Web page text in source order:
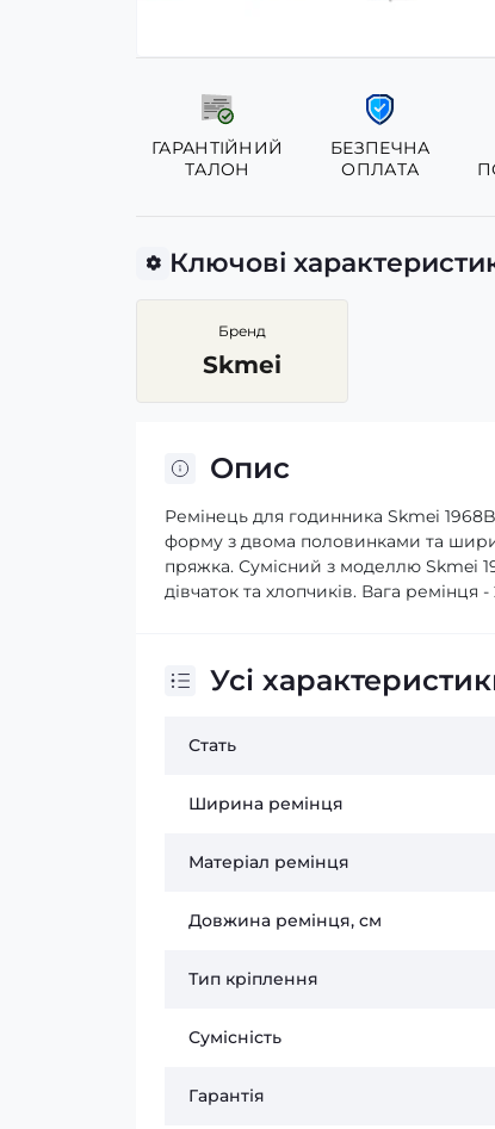
ГАРАНТІЙНИЙ
ТАЛОН
БЕЗПЕЧНА
ОПЛАТА
Ключові
Бренд
Skmei
Опис
Ремінець для годинника Skmei
форму з двома половинками та
пряжка. Сумісний з моделлю Skmei
дівчаток та хлопчиків. Вага
Усі
Стать
Ширина ремінця
Матеріал ремінця
Довжина ремінця, см
Тип кріплення
Сумісність
Гарантія